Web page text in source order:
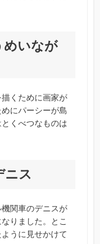
めいなが
描くために画家が
にパーシーが島
くべつなものは
ニス
関車のデニスが
りました。とこ
うに見せかけて